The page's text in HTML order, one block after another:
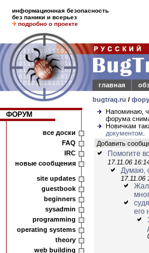
информационная безопасность
без паники и всерьез
подробно о проекте
главная
bugtraq.ru /
ФОРУМ
все доски
FAQ
IRC
новые сообщения
site updates
guestbook
beginners
sysadmin
programming
operating systems
theory
web building
Напоминаю,
форума
Новичкам
документом
Добавить
Помогите
17.11.06
Думаю,
17.11.06
его